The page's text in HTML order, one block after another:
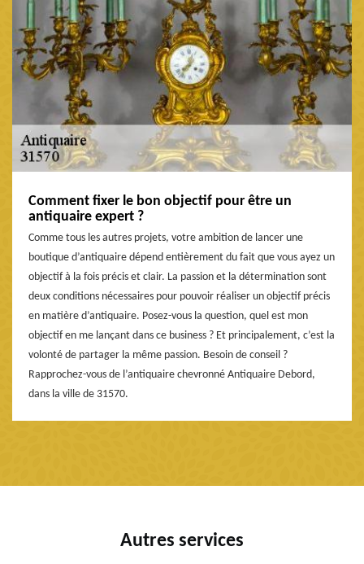
Comment fixer le bon objectif pour être un
antiquaire expert ?
Comme tous les autres projets, votre ambition de lancer une
boutique d’antiquaire dépend entièrement du fait que vous ayez un
objectif à la fois précis et clair. La passion et la détermination sont
deux conditions nécessaires pour pouvoir réaliser un objectif précis
en matière d’antiquaire. Posez-vous la question, quel est mon
objectif en me lançant dans ce business ? Et principalement, c’est la
volonté de partager la même passion. Besoin de conseil ?
Rapprochez-vous de l’antiquaire chevronné Antiquaire Debord,
dans la ville de 31570.
Autres services